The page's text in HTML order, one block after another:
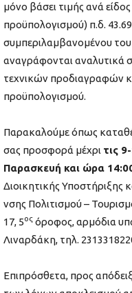
μόνο βάσει τιμής ανά
προϋπολογισμού) π.δ.
συμπεριλαμβανομένου
αναγράφονται αναλυτικά
τεχνικών προδιαγραφών
προϋπολογισμού.
Παρακαλούμε όπως
σας προσφορά μέχρι τις
Παρασκευή και ώρα
Διοικητικής Υποστήριξης
νσης Πολιτισμού –
17, 5ος όροφος, αρμόδια
Λιναρδάκη, τηλ.
Επιπρόσθετα, προς